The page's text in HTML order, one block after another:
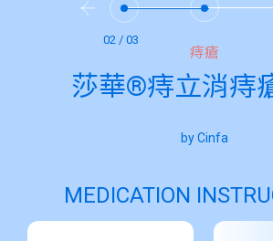
02 / 03
痔瘡
莎華®痔立消痔
by Cinfa
MEDICATION